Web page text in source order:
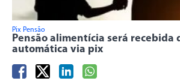
Pix Pensão
Pensão alimentícia será recebida
automática via pix